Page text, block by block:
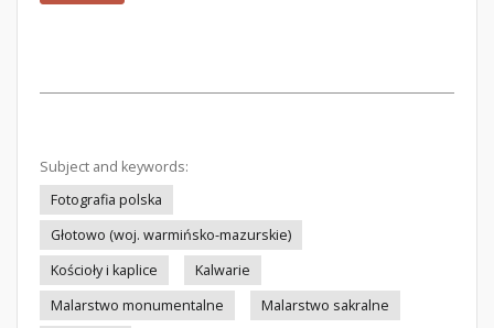
Subject and keywords:
Fotografia polska
Głotowo (woj. warmińsko-mazurskie)
Kościoły i kaplice
Kalwarie
Malarstwo monumentalne
Malarstwo sakralne